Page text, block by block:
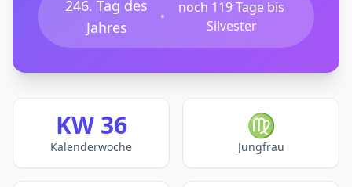
246. Tag des
Jahres
•
noch 119 Tage bis
Silvester
KW 36
Kalenderwoche
♍
Jungfrau